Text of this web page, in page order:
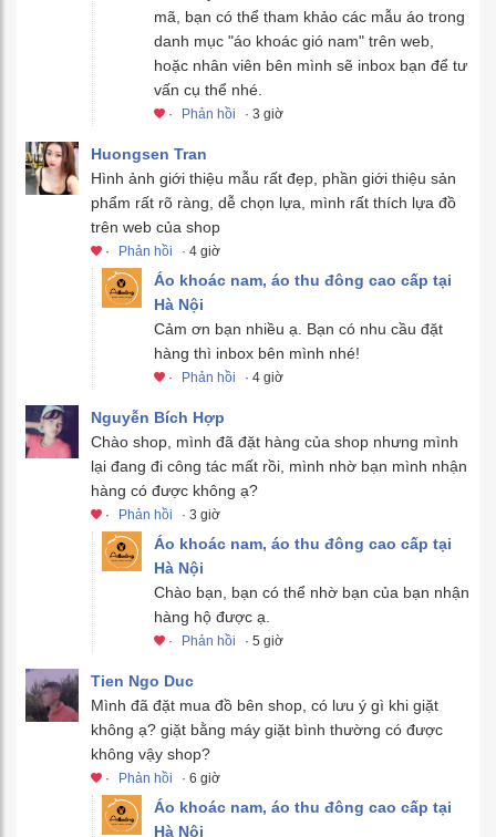
mã, bạn có thể tham khảo các mẫu áo trong
danh mục "áo khoác gió nam" trên web,
hoặc nhân viên bên mình sẽ inbox bạn để tư
vấn cụ thể nhé.
· Phản hồi · 3 giờ
Huongsen Tran
Hình ảnh giới thiệu mẫu rất đẹp, phần giới thiệu sản
phẩm rất rõ ràng, dễ chọn lựa, mình rất thích lựa đồ
trên web của shop
· Phản hồi · 4 giờ
Áo khoác nam, áo thu đông cao cấp tại
Hà Nội
Cảm ơn bạn nhiều ạ. Bạn có nhu cầu đặt
hàng thì inbox bên mình nhé!
· Phản hồi · 4 giờ
Nguyễn Bích Hợp
Chào shop, mình đã đặt hàng của shop nhưng mình
lại đang đi công tác mất rồi, mình nhờ bạn mình nhận
hàng có được không ạ?
· Phản hồi · 3 giờ
Áo khoác nam, áo thu đông cao cấp tại
Hà Nội
Chào bạn, bạn có thể nhờ bạn của bạn nhận
hàng hộ được ạ.
· Phản hồi · 5 giờ
Tien Ngo Duc
Mình đã đặt mua đồ bên shop, có lưu ý gì khi giặt
không ạ? giặt bằng máy giặt bình thường có được
không vậy shop?
· Phản hồi · 6 giờ
Áo khoác nam, áo thu đông cao cấp tại
Hà Nội